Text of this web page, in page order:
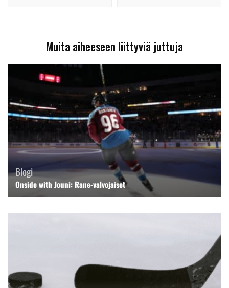
Muita aiheeseen liittyviä juttuja
Blogi
Onside with Jouni: Rane-valvojaiset